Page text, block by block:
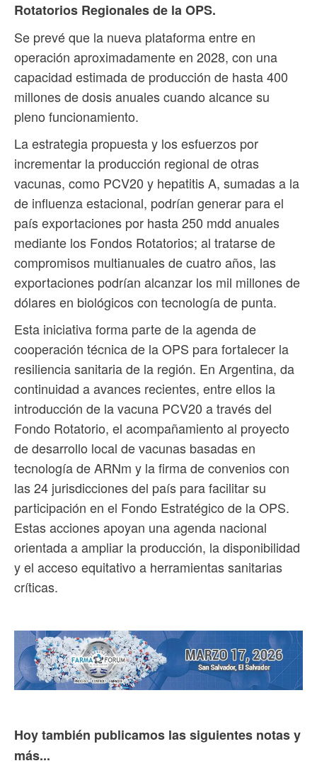
Rotatorios Regionales de la OPS.
Se prevé que la nueva plataforma entre en
operación aproximadamente en 2028, con una
capacidad estimada de producción de hasta 400
millones de dosis anuales cuando alcance su
pleno funcionamiento.
La estrategia propuesta y los esfuerzos por
incrementar la producción regional de otras
vacunas, como PCV20 y hepatitis A, sumadas a la
de influenza estacional, podrían generar para el
país exportaciones por hasta 250 mdd anuales
mediante los Fondos Rotatorios; al tratarse de
compromisos multianuales de cuatro años, las
exportaciones podrían alcanzar los mil millones de
dólares en biológicos con tecnología de punta.
Esta iniciativa forma parte de la agenda de
cooperación técnica de la OPS para fortalecer la
resiliencia sanitaria de la región. En Argentina, da
continuidad a avances recientes, entre ellos la
introducción de la vacuna PCV20 a través del
Fondo Rotatorio, el acompañamiento al proyecto
de desarrollo local de vacunas basadas en
tecnología de ARNm y la firma de convenios con
las 24 jurisdicciones del país para facilitar su
participación en el Fondo Estratégico de la OPS.
Estas acciones apoyan una agenda nacional
orientada a ampliar la producción, la disponibilidad
y el acceso equitativo a herramientas sanitarias
críticas.
Hoy también publicamos las siguientes notas y
más...